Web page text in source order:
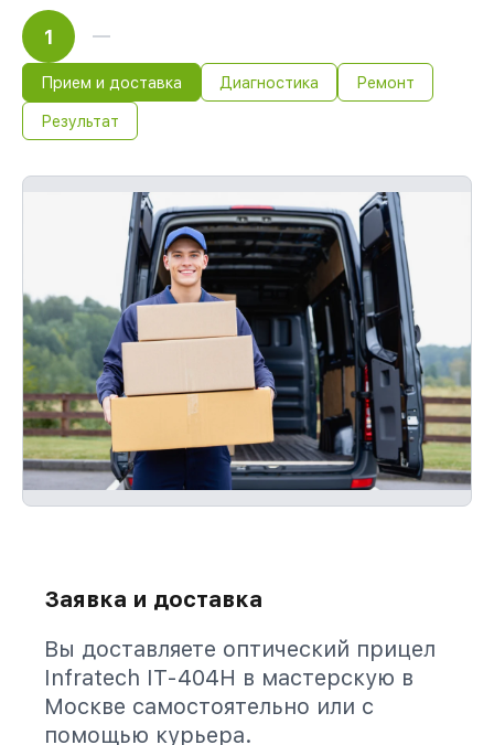
1
Прием и доставка Диагностика Ремонт
Результат
Заявка и доставка
Вы доставляете оптический прицел
Infratech IT-404H в мастерскую в
Москве самостоятельно или с
помощью курьера.